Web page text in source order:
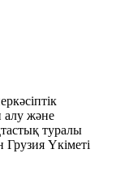
алу және
туралы
Үкіметі